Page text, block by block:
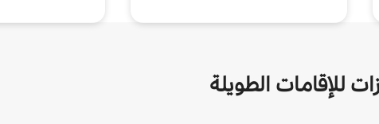
للإقامات الطويلة